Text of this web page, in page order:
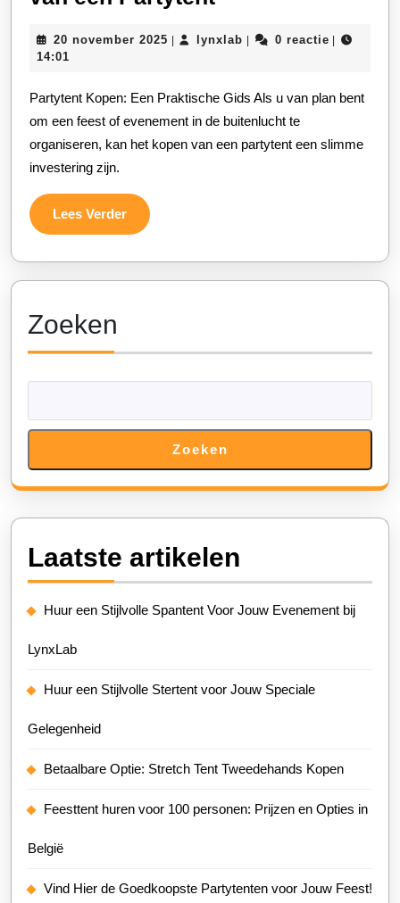
voor
Kopen
van
een
20 november 2025 20
| lynxlab lynxlab
| 0 reactie |
14:01
Partytent Kopen: Een Praktische Gids Als u van plan bent
om een feest of evenement in de buitenlucht te
organiseren, kan het kopen van een partytent een slimme
investering zijn.
Lees VerderLees
Verder
Zoeken
Zoeken
Laatste artikelen
Huur een Stijlvolle Spantent Voor Jouw Evenement bij
LynxLab
Huur een Stijlvolle Stertent voor Jouw Speciale
Gelegenheid
Betaalbare Optie: Stretch Tent Tweedehands Kopen
Feesttent huren voor 100 personen: Prijzen en Opties in
België
Vind Hier de Goedkoopste Partytenten voor Jouw Feest!